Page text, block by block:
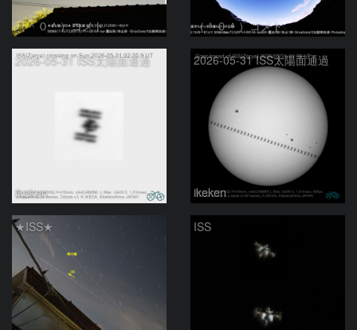
（＾０＾）コメト （＾０＾）コメト
2026-05-31 ISS太陽面通過
ikeken
2026-05-31 ISS太陽面通過
ikeken
★ISS★ ISS